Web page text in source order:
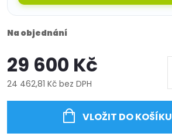
Na objednání
29 600 Kč
24 462,81 Kč bez DPH
VLOŽIT DO KOŠÍKU